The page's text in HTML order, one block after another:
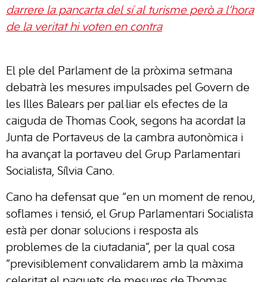
darrere la pancarta del sí al turisme però a l’hora
de la veritat hi voten en contra
El ple del Parlament de la pròxima setmana
debatrà les mesures impulsades pel Govern de
les Illes Balears per pal·liar els efectes de la
caiguda de Thomas Cook, segons ha acordat la
Junta de Portaveus de la cambra autonòmica i
ha avançat la portaveu del Grup Parlamentari
Socialista, Sílvia Cano.
Cano ha defensat que “en un moment de renou,
soflames i tensió, el Grup Parlamentari Socialista
està per donar solucions i resposta als
problemes de la ciutadania”, per la qual cosa
“previsiblement convalidarem amb la màxima